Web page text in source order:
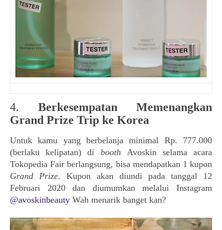
4. Berkesempatan Memenangkan
Grand Prize Trip ke Korea
Untuk kamu yang berbelanja minimal Rp. 777.000
(berlaku kelipatan) di booth Avoskin selama acara
Tokopedia Fair berlangsung, bisa mendapatkan 1 kupon
Grand Prize. Kupon akan diundi pada tanggal 12
Februari 2020 dan diumumkan melalui Instagram
@avoskinbeauty Wah menarik banget kan?